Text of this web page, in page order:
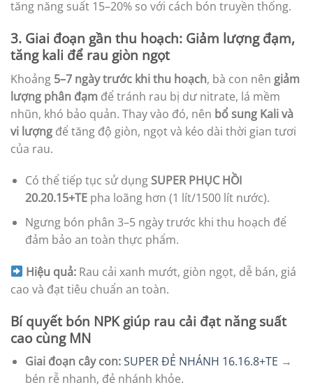
tăng năng suất 15–20% so với cách bón truyền thống.
3. Giai đoạn gần thu hoạch: Giảm lượng đạm,
tăng kali để rau giòn ngọt
Khoảng 5–7 ngày trước khi thu hoạch, bà con nên giảm
lượng phân đạm để tránh rau bị dư nitrate, lá mềm
nhũn, khó bảo quản. Thay vào đó, nên bổ sung Kali và
vi lượng để tăng độ giòn, ngọt và kéo dài thời gian tươi
của rau.
Có thể tiếp tục sử dụngSUPER PHỤC HỒI
20.20.15+TEpha loãng hơn (1 lít/1500 lít nước).
Ngưng bón phân 3–5 ngày trước khi thu hoạch để
đảm bảo an toàn thực phẩm.
Hiệu quả: Rau cải xanh mướt, giòn ngọt, dễ bán, giá
cao và đạt tiêu chuẩn an toàn.
Bí quyết bón NPK giúp rau cải đạt năng suất
cao cùng MN
Giai đoạn cây con:SUPER ĐẺ NHÁNH 16.16.8+TE →
bén rễ nhanh, đẻ nhánh khỏe.